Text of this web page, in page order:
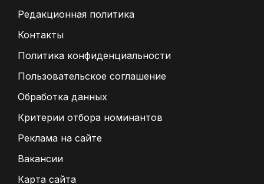
Редакционная политика
Контакты
Политика конфиденциальности
Пользовательское соглашение
Обработка данных
Критерии отбора номинантов
Реклама на сайте
Вакансии
Карта сайта